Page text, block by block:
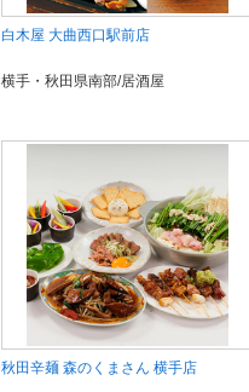
白木屋 大曲西口駅前店
横手・秋田県南部/居酒屋
秋田辛麺 森のくまさん 横手店